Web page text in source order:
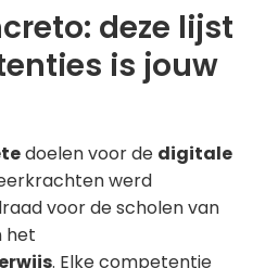
deze lijst
is jouw
doelen voor de digitale
werd
voor de scholen van
het
. Elke competentie